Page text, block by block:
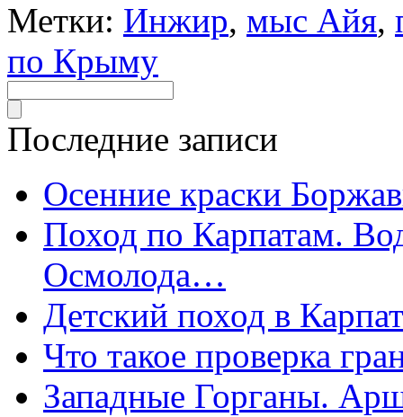
Метки: Инжир, мыс Айя,
по Крыму
Последние записи
Осенние краски
Поход по Карпатам.
Осмолода…
Детский поход в
Что такое проверка
Западные Горганы.